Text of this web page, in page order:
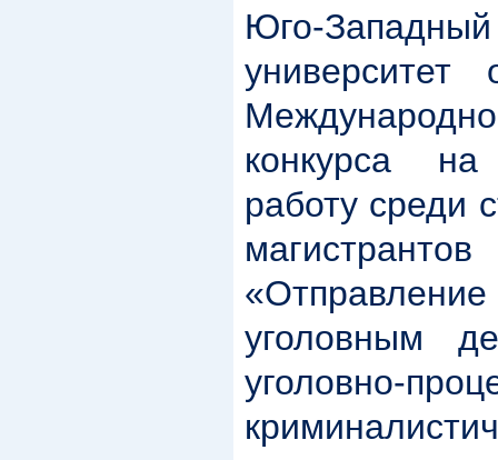
Юго-
конкурса
работу среди
уголовным
уголовно-